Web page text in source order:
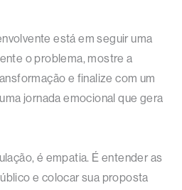
está em seguir uma
o problema, mostre a
e finalize com um
jornada emocional que gera
é empatia. É entender as
e colocar sua proposta